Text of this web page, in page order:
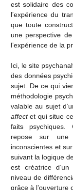
est solidaire des
l’expérience du
que toute
une perspective
l’expérience de la
Ici, le site
des données
sujet. De ce qui
méthodologie
valable au sujet
affectet qui situe
faits psychiques.
repose sur une
inconscientes et
suivant la logique
est créatrice
niveau de
grâce à l’ouverture